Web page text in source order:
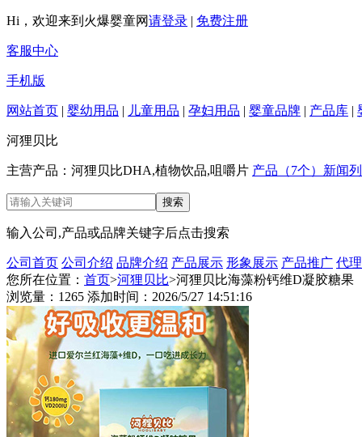
Hi，欢迎来到火爆婴童网请登录 | 免费注册
客服中心
手机版
网站首页 | 婴幼用品 | 儿童用品 | 孕妇用品 | 婴童品牌 | 产品库 |
河狸贝比
主营产品：河狸贝比DHA,植物饮品,咀嚼片 产品（7个） 新闻
输入公司,产品或品牌关键字后点击搜索
公司首页 公司介绍 品牌介绍 产品展示 形象展示 产品推广 代
您所在位置： 首页>河狸贝比>河狸贝比海藻粉钙维D凝胶糖果
浏览量：1265 添加时间：2026/5/27 14:51:16